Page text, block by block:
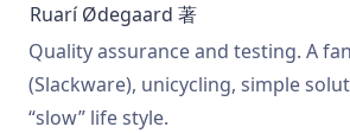
Ruarí Ødegaard 著
Quality assurance and testing. A
(Slackware), unicycling, simple
“slow” life style.